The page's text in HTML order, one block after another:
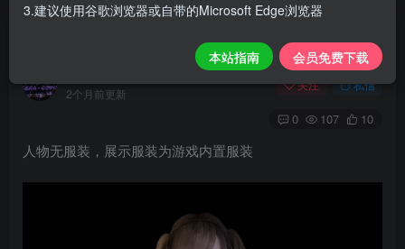
2个月前更新
关注 私信
0 107 10
人物无服装，展示服装为游戏内置服装
3.建议使用谷歌浏览器或自带的Microsoft Edge浏览器
本站指南 会员免费下载